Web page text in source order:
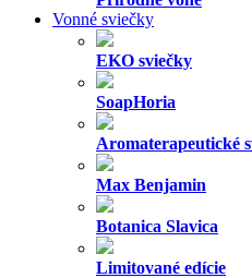
Vonné sviečky
EKO sviečky
SoapHoria
Aromaterapeutické
Max Benjamin
Botanica Slavica
Limitované edície